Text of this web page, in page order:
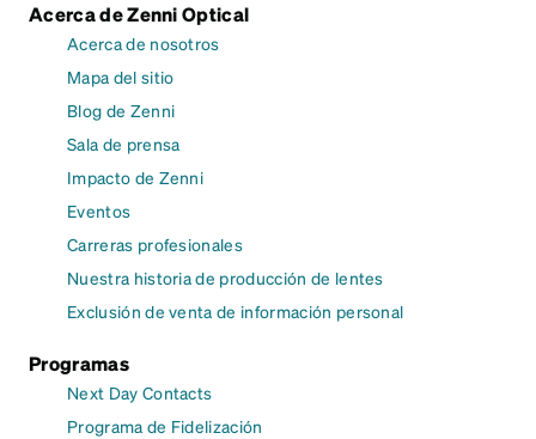
Acerca de Zenni Optical
Acerca de nosotros
Mapa del sitio
Blog de Zenni
Sala de prensa
Impacto de Zenni
Eventos
Carreras profesionales
Nuestra historia de producción de lentes
Exclusión de venta de información personal
Programas
Next Day Contacts
Programa de Fidelización